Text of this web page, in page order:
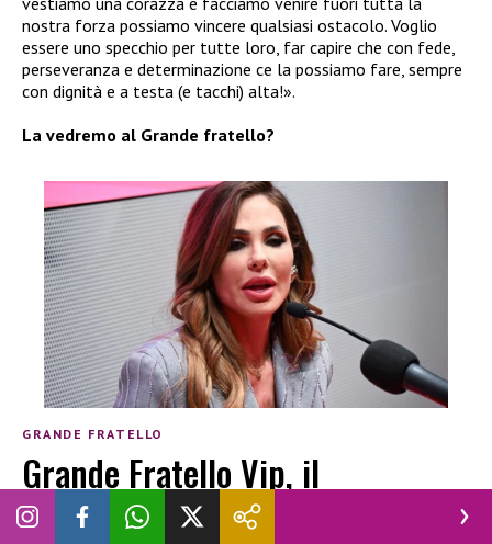
nostra forza possiamo vincere qualsiasi ostacolo. Voglio
essere uno specchio per tutte loro, far capire che con fede,
perseveranza e determinazione ce la possiamo fare, sempre
con dignità e a testa (e tacchi) alta!».
La vedremo al Grande fratello?
GRANDE FRATELLO
Grande Fratello Vip, il
concorrente vuole lasciare la